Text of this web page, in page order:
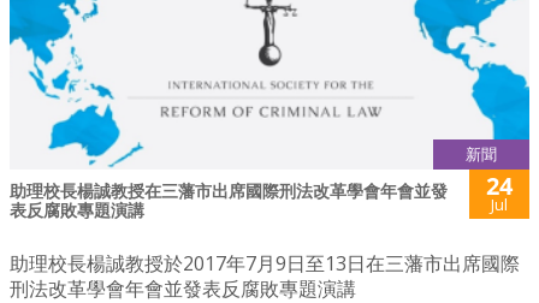
新聞
助理校長楊誠教授在三藩市出席國際刑法改革學會年會並發
表反腐敗專題演講
24
Jul
助理校長楊誠教授於2017年7月9日至13日在三藩市出席國際
刑法改革學會年會並發表反腐敗專題演講